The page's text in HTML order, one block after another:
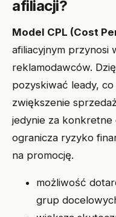
afiliacji?
Model CPL (Cost
afiliacyjnym przynosi
reklamodawców.
pozyskiwać leady,
zwiększenie
jedynie za konkretne
ogranicza ryzyko
na promocję.
możliwość
grup